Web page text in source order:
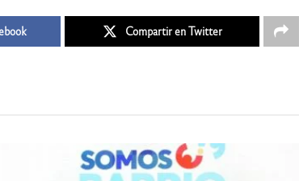
Compartir en Twitter